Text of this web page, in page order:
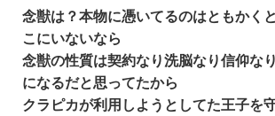
念獣は？本物に憑いてるのはともかく
こにいないなら
念獣の性質は契約なり洗脳なり信仰な
になるだと思ってたから
クラピカが利用しようとしてた王子を